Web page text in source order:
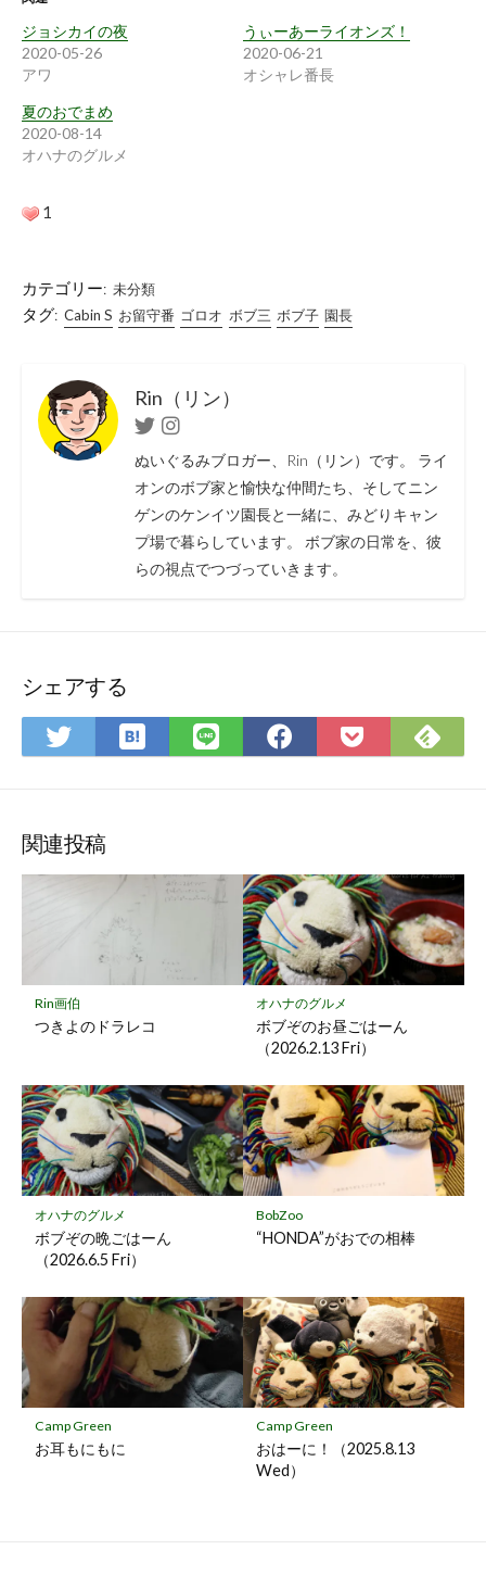
ジョシカイの夜
2020-05-26
アワ
うぃーあーライオンズ！
2020-06-21
オシャレ番長
夏のおでまめ
2020-08-14
オハナのグルメ
1
カテゴリー: 未分類
タグ: Cabin S お留守番 ゴロオ ボブ三 ボブ子 園長
Rin（リン）
TwitterInstagram
ぬいぐるみブロガー、Rin（リン）です。 ライ
オンのボブ家と愉快な仲間たち、そしてニン
ゲンのケンイツ園長と一緒に、みどりキャン
プ場で暮らしています。 ボブ家の日常を、彼
らの視点でつづっていきます。
シェアする
Twitter
で
ア
は
て
マ
に
保
存
LINE
で
Facebook
で
Pocket
に
で
関連投稿
Rin画伯
つきよのドラレコ
オハナのグルメ
ボブぞのお昼ごはーん
（2026.2.13 Fri）
オハナのグルメ
ボブぞの晩ごはーん
（2026.6.5 Fri）
BobZoo
“HONDA”がおでの相棒
Camp Green
お耳もにもに
Camp Green
おはーに！（2025.8.13
Wed）